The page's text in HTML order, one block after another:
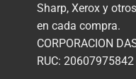
Sharp, Xerox y
en cada compra.
CORPORACION
RUC: 20607975842